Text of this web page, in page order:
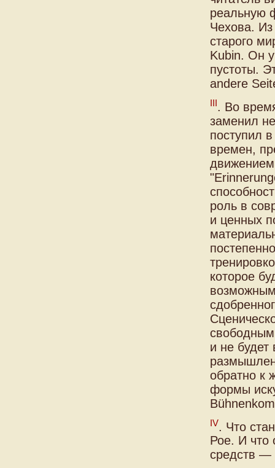
реальную
Чехова. Из
старого
Kubin. Он
пустоты.
andere
III. Во
заменил
поступил
времен,
движением
роль в
и ценных
которое
возможным
и не будет
обратно к
формы
IV. Что
Рое. И что
средств —